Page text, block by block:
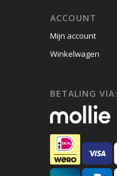
ACCOUNT
Mijn account
Winkelwagen
BETALING VIA: